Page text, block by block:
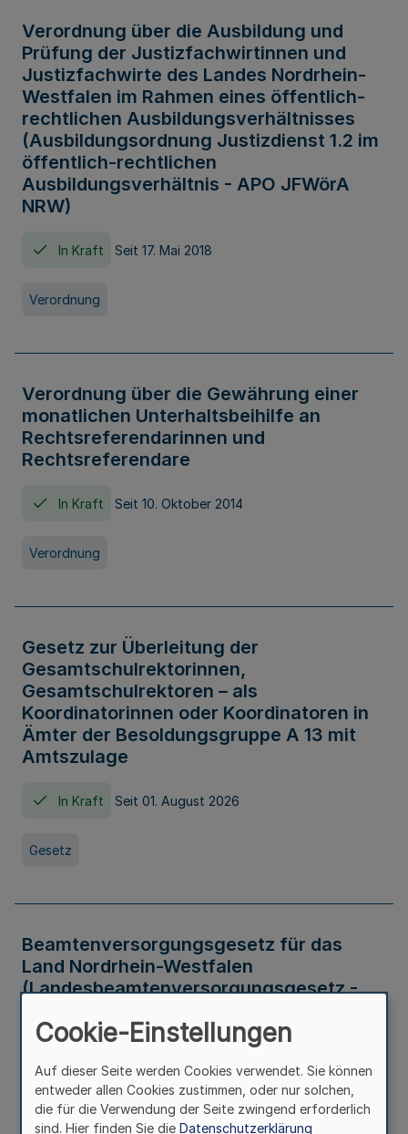
Verordnung über die Ausbildung und
Prüfung der Justizfachwirtinnen und
Justizfachwirte des Landes Nordrhein-
Westfalen im Rahmen eines öffentlich-
rechtlichen Ausbildungsverhältnisses
(Ausbildungsordnung Justizdienst 1.2 im
öffentlich-rechtlichen
Ausbildungsverhältnis - APO JFWörA
NRW)
In Kraft Seit 17. Mai 2018
Verordnung
Verordnung über die Gewährung einer
monatlichen Unterhaltsbeihilfe an
Rechtsreferendarinnen und
Rechtsreferendare
In Kraft Seit 10. Oktober 2014
Verordnung
Gesetz zur Überleitung der
Gesamtschulrektorinnen,
Gesamtschulrektoren – als
Koordinatorinnen oder Koordinatoren in
Ämter der Besoldungsgruppe A 13 mit
Amtszulage
In Kraft Seit 01. August 2026
Gesetz
Beamtenversorgungsgesetz für das
Land Nordrhein-Westfalen
(Landesbeamtenversorgungsgesetz -
Gesetz
Cookie-Einstellungen
Auf dieser Seite werden Cookies verwendet. Sie können
entweder allen Cookies zustimmen, oder nur solchen,
die für die Verwendung der Seite zwingend erforderlich
sind. Hier finden Sie die Datenschutzerklärung